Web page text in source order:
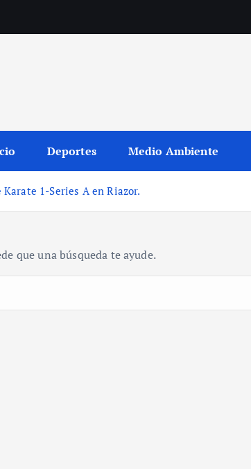
Deportes Medio Ambiente
1-Series A en Riazor.
que una búsqueda te ayude.